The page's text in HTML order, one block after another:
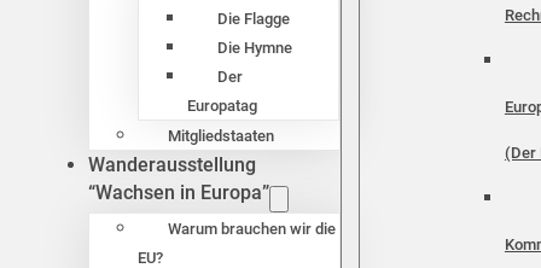
Die Flagge
Die Hymne
Der
Europatag
Mitgliedstaaten
Wanderausstellung
“Wachsen in Europa”
Warum brauchen wir die
EU?
(Der